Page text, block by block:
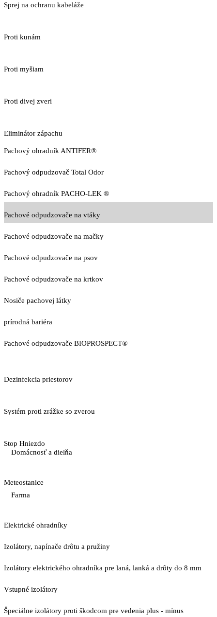
Sprej na ochranu kabeláže
Proti kunám
Proti myšiam
Proti divej zveri
Eliminátor zápachu
Pachový ohradník ANTIFER®
Pachový odpudzovač Total Odor
Pachový ohradník PACHO-LEK ®
Pachové odpudzovače na vtáky
Pachové odpudzovače na mačky
Pachové odpudzovače na psov
Pachové odpudzovače na krtkov
Nosiče pachovej látky
prírodná bariéra
Pachové odpudzovače BIOPROSPECT®
Dezinfekcia priestorov
Systém proti zrážke so zverou
Stop Hniezdo
Domácnosť a dielňa
Meteostanice
Farma
Elektrické ohradníky
Izolátory, napínače drôtu a pružiny
Izolátory elektrického ohradníka pre laná, lanká a drôty do 8 mm
Vstupné izolátory
Špeciálne izolátory proti škodcom pre vedenia plus - mínus